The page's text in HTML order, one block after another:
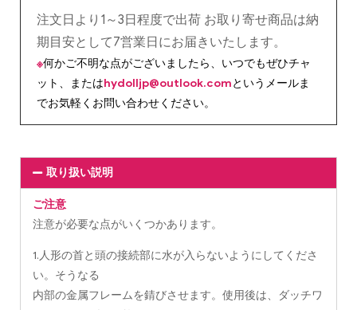
注文日より1～3日程度で出荷 お取り寄せ商品は納
期目安として7営業日にお届きいたします。
※何かご不明な点がございましたら、いつでもぜひチャ
ット、またはhydolljp@outlook.comというメールま
でお気軽くお問い合わせください。
取り扱い説明
ご注意
注意が必要な点がいくつかあります。
1.人形の首と頭の接続部に水が入らないようにしてくださ
い。そうなる
内部の金属フレームを錆びさせます。使用後は、ダッチワ